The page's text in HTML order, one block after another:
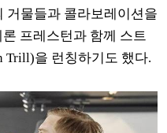
거물들과 콜라보레이션을
프레스턴과 함께 스트
Trill)을 런칭하기도 했다.